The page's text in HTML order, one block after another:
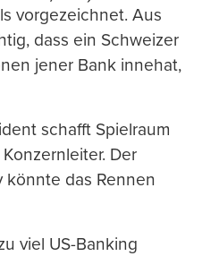
vorgezeichnet. Aus
dass ein Schweizer
jener Bank innehat,
schafft Spielraum
Der
könnte das Rennen
viel US-Banking